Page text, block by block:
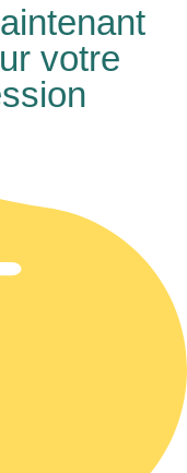
votre